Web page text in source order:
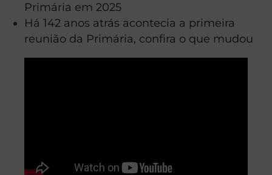
Primária em 2025
Há 142 anos atrás acontecia a primeira
reunião da Primária, confira o que mudou